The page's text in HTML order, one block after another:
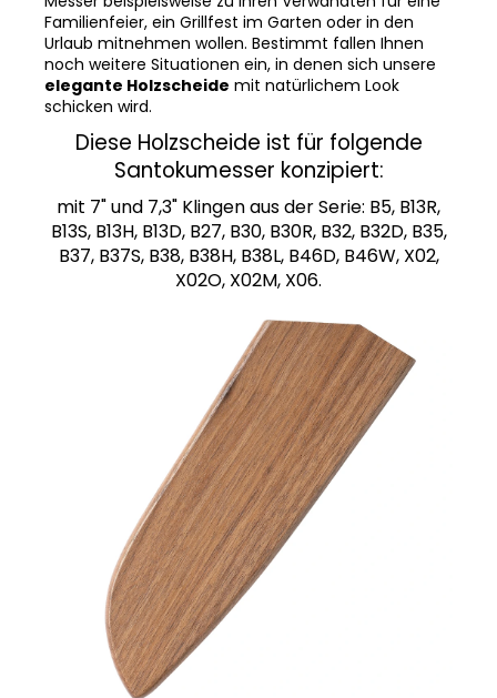
Familienfeier, ein Grillfest im Garten oder in den
Urlaub mitnehmen wollen. Bestimmt fallen Ihnen
noch weitere Situationen ein, in denen sich unsere
elegante Holzscheide mit natürlichem Look
schicken wird.
Diese Holzscheide ist für folgende
Santokumesser konzipiert:
mit 7" und 7,3" Klingen aus der Serie: B5, B13R,
B13S, B13H, B13D, B27, B30, B30R, B32, B32D, B35,
B37, B37S, B38, B38H, B38L, B46D, B46W, X02,
X02O, X02M, X06.